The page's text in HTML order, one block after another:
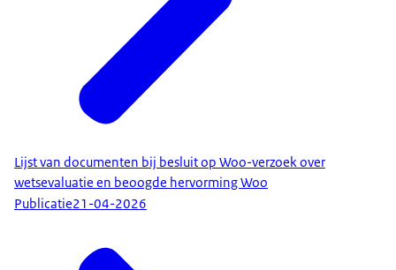
Lijst van documenten bij besluit op Woo-verzoek over
wetsevaluatie en beoogde hervorming Woo
Publicatie21-04-2026